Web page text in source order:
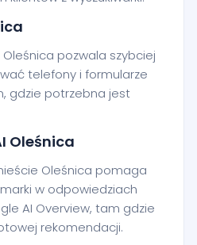
pozwala szybciej
telefony i formularze
gdzie potrzebna jest
Oleśnica
Oleśnica pomaga
w odpowiedziach
AI Overview, tam gdzie
rekomendacji.